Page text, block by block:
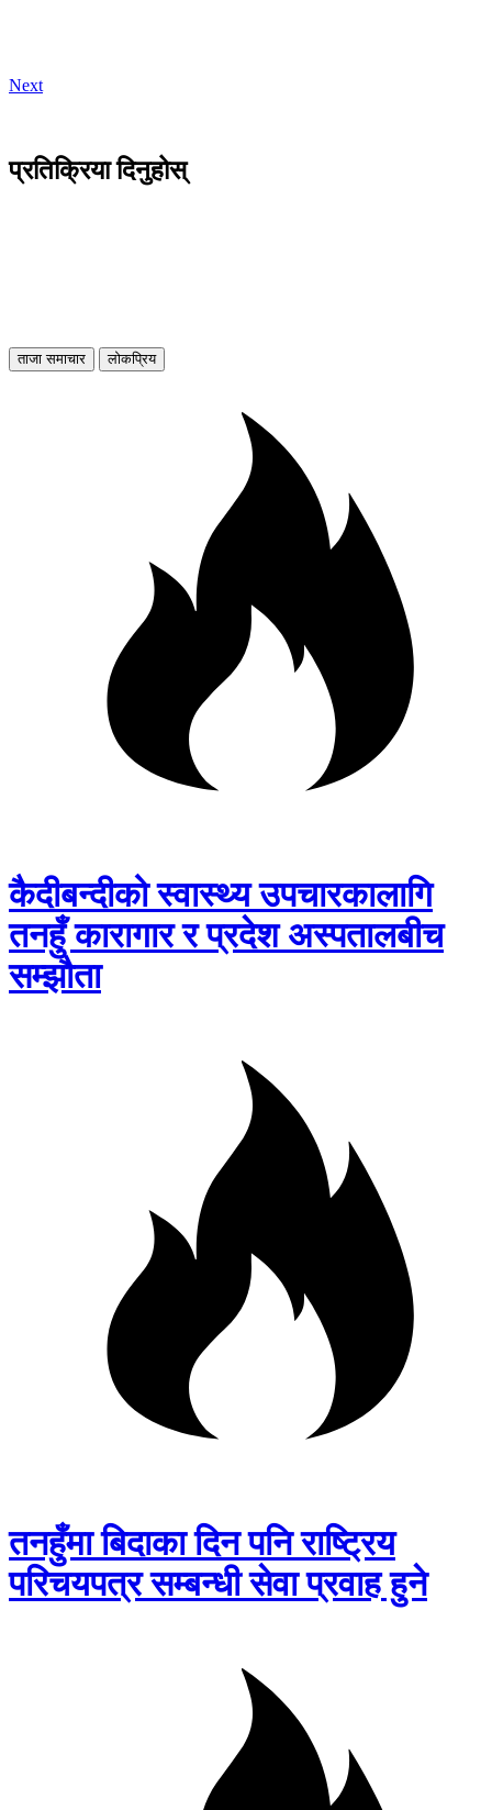
Next
प्रतिक्रिया दिनुहोस्
ताजा समाचार लोकप्रिय
कैदीबन्दीको स्वास्थ्य उपचारकालागि
तनहुँ कारागार र प्रदेश अस्पतालबीच
सम्झौता
तनहुँमा बिदाका दिन पनि राष्ट्रिय
परिचयपत्र सम्बन्धी सेवा प्रवाह हुने